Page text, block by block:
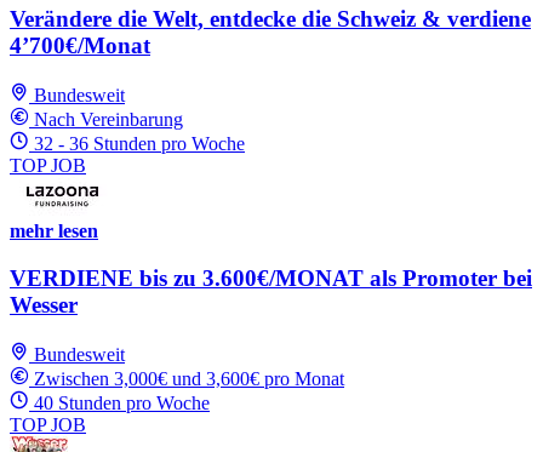
Verändere die Welt, entdecke die Schweiz & verdiene
4’700€/Monat
Bundesweit
Nach Vereinbarung
32 - 36 Stunden pro Woche
TOP JOB
mehr lesen
VERDIENE bis zu 3.600€/MONAT als Promoter bei
Wesser
Bundesweit
Zwischen 3,000€ und 3,600€ pro Monat
40 Stunden pro Woche
TOP JOB